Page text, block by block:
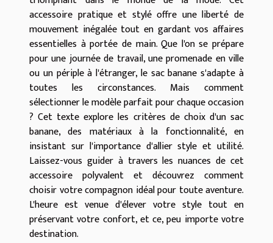
accessoire pratique et stylé offre une liberté de
mouvement inégalée tout en gardant vos affaires
essentielles à portée de main. Que l'on se prépare
pour une journée de travail, une promenade en ville
ou un périple à l'étranger, le sac banane s'adapte à
toutes les circonstances. Mais comment
sélectionner le modèle parfait pour chaque occasion
? Cet texte explore les critères de choix d'un sac
banane, des matériaux à la fonctionnalité, en
insistant sur l'importance d'allier style et utilité.
Laissez-vous guider à travers les nuances de cet
accessoire polyvalent et découvrez comment
choisir votre compagnon idéal pour toute aventure.
L'heure est venue d'élever votre style tout en
préservant votre confort, et ce, peu importe votre
destination.